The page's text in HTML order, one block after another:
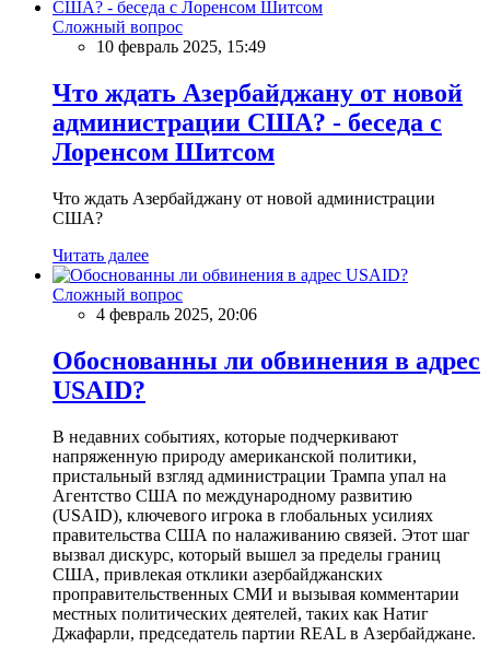
Сложный вопрос
10 февраль 2025, 15:49
Что ждать Азербайджану от новой
администрации США? - беседа с
Лоренсом Шитсом
Что ждать Азербайджану от новой администрации
США?
Читать далее
Сложный вопрос
4 февраль 2025, 20:06
Обоснованны ли обвинения в адрес
USAID?
В недавних событиях, которые подчеркивают
напряженную природу американской политики,
пристальный взгляд администрации Трампа упал на
Агентство США по международному развитию
(USAID), ключевого игрока в глобальных усилиях
правительства США по налаживанию связей. Этот шаг
вызвал дискурс, который вышел за пределы границ
США, привлекая отклики азербайджанских
проправительственных СМИ и вызывая комментарии
местных политических деятелей, таких как Натиг
Джафарли, председатель партии REAL в Азербайджане.